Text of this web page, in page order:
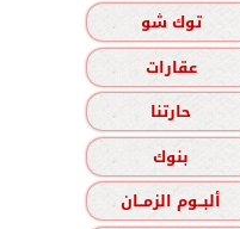
توك شو
عقارات
حارتنا
بنوك
ألبــوم الزمــان